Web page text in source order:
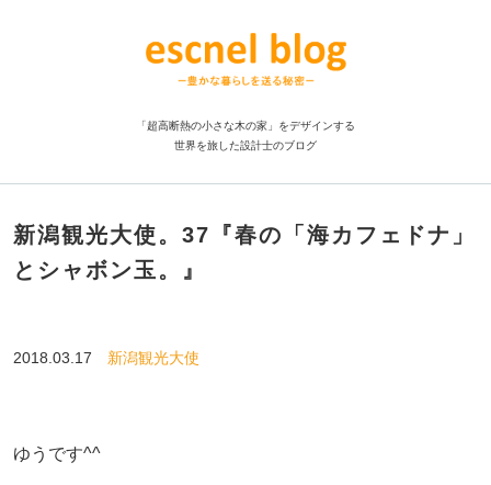
「超高断熱の小さな木の家」をデザインする
世界を旅した設計士のブログ
新潟観光大使。37『春の「海カフェドナ」
とシャボン玉。』
2018.03.17 新潟観光大使
ゆうです^^